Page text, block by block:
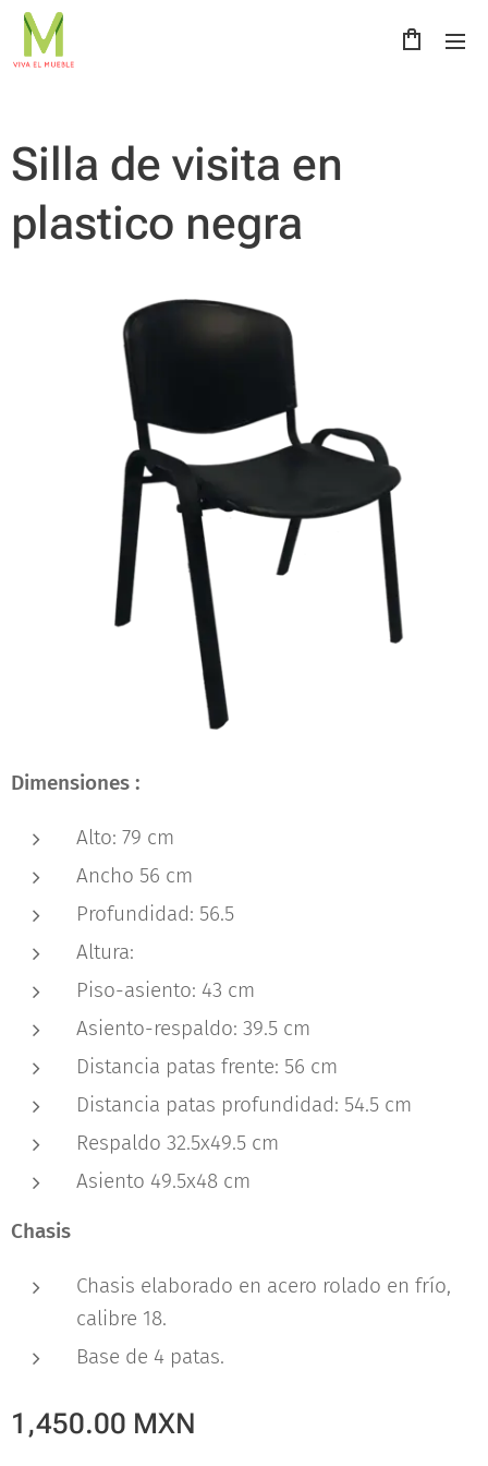
Silla de visita en
plastico negra
Dimensiones :
Alto: 79 cm
Ancho 56 cm
Profundidad: 56.5
Altura:
Piso-asiento: 43 cm
Asiento-respaldo: 39.5 cm
Distancia patas frente: 56 cm
Distancia patas profundidad: 54.5 cm
Respaldo 32.5x49.5 cm
Asiento 49.5x48 cm
Chasis
Chasis elaborado en acero rolado en frío,
calibre 18.
Base de 4 patas.
1,450.00 MXN